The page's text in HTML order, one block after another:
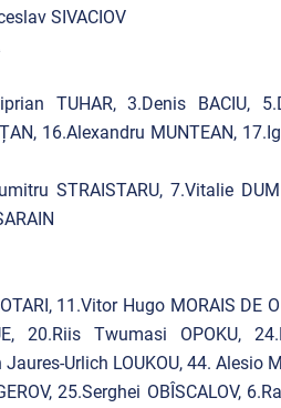
SIVACIOV
TUHAR, 3.Denis BACIU,
16.Alexandru MUNTEAN,
STRAISTARU, 7.Vitalie
11.Vitor Hugo MORAIS DE
20.Riis Twumasi OPOKU,
Urlich LOUKOU, 44. Alesio
25.Serghei OBÎSCALOV,